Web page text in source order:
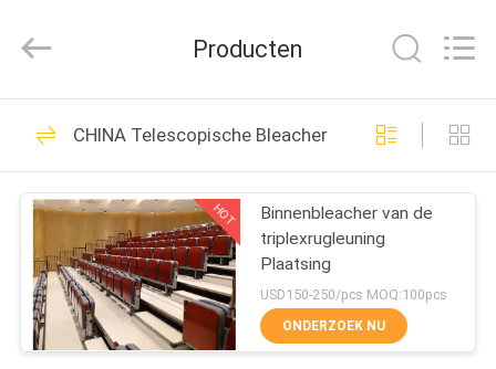
HUIS
PRODUCTEN
ONGEVEER
ONS
Commercial
Co.,Ltd.
Reserved.
Intrekbare Bleacher
Plaatsing
33
23
Producten
CHINA Telescopische Bleacher Plaatsing
HOT
Binnenbleacher van de
triplexrugleuning
Plaatsing
USD150-250/pcs MOQ:100pcs
ONDERZOEK NU